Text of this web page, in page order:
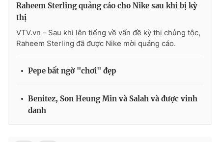
VTV Money VTV Thể thao
VTV Sức khoẻ Bất động sản
Raheem Sterling quảng cáo cho Nike sau khi bị kỳ
thị
VTV.vn - Sau khi lên tiếng về vấn đề kỳ thị chủng tộc,
Raheem Sterling đã được Nike mời quảng cáo.
Pepe bất ngờ "chơi" đẹp
Benitez, Son Heung Min và Salah và được vinh
danh